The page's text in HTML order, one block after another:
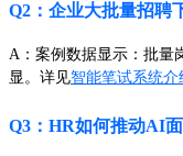
Q2：企业大批量招聘
A：案例数据显示：批量
显。详见智能笔试系统介
Q3：HR如何推动AI